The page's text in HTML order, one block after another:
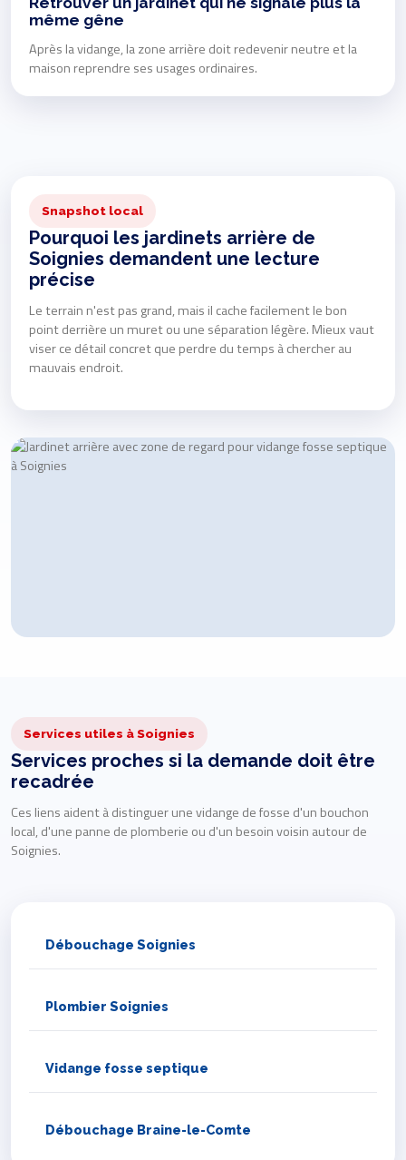
même gêne
Après la vidange, la zone arrière doit redevenir neutre et la
maison reprendre ses usages ordinaires.
Snapshot local
Pourquoi les jardinets arrière de
Soignies demandent une lecture
précise
Le terrain n'est pas grand, mais il cache facilement le bon
point derrière un muret ou une séparation légère. Mieux vaut
viser ce détail concret que perdre du temps à chercher au
mauvais endroit.
Services utiles à Soignies
Services proches si la demande doit être
recadrée
Ces liens aident à distinguer une vidange de fosse d'un bouchon
local, d'une panne de plomberie ou d'un besoin voisin autour de
Soignies.
Débouchage Soignies
Plombier Soignies
Vidange fosse septique
Débouchage Braine-le-Comte